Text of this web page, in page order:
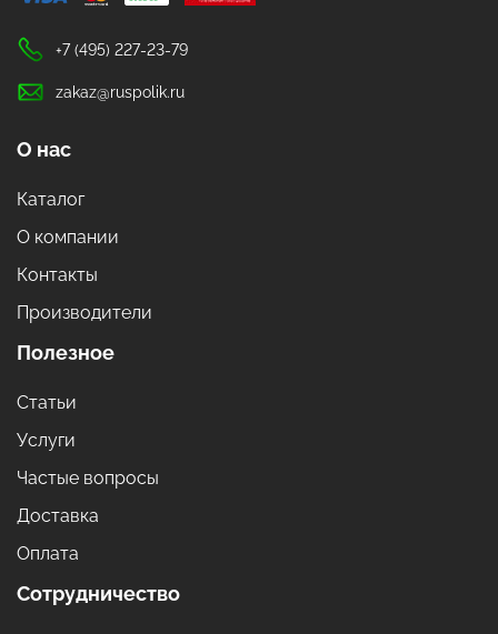
+7 (495) 227-23-79
zakaz@ruspolik.ru
О нас
Каталог
О компании
Контакты
Производители
Полезное
Статьи
Услуги
Частые вопросы
Доставка
Оплата
Сотрудничество